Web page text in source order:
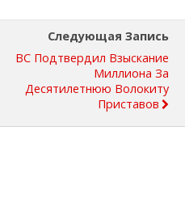
Следующая Запись
ВС Подтвердил Взыскание
Миллиона За
Десятилетнюю Волокиту
Приставов